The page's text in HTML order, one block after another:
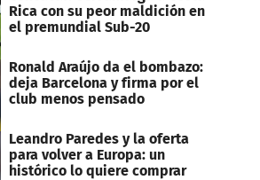
Rica con su peor maldición en
el premundial Sub-20
Ronald Araújo da el bombazo:
deja Barcelona y firma por el
club menos pensado
Leandro Paredes y la oferta
para volver a Europa: un
histórico lo quiere comprar